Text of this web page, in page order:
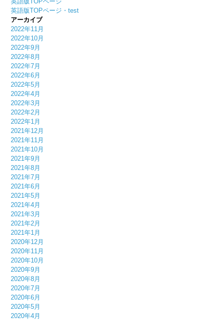
英語版TOPページ・test
アーカイブ
2022年11月
2022年10月
2022年9月
2022年8月
2022年7月
2022年6月
2022年5月
2022年4月
2022年3月
2022年2月
2022年1月
2021年12月
2021年11月
2021年10月
2021年9月
2021年8月
2021年7月
2021年6月
2021年5月
2021年4月
2021年3月
2021年2月
2021年1月
2020年12月
2020年11月
2020年10月
2020年9月
2020年8月
2020年7月
2020年6月
2020年5月
2020年4月